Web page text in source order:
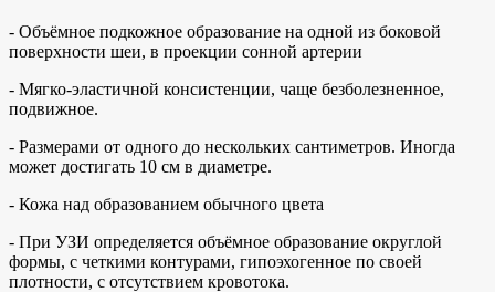
- Объёмное подкожное образование на одной из боковой
поверхности шеи, в проекции сонной артерии
- Мягко-эластичной консистенции, чаще безболезненное,
подвижное.
- Размерами от одного до нескольких сантиметров. Иногда
может достигать 10 см в диаметре.
- Кожа над образованием обычного цвета
- При УЗИ определяется объёмное образование округлой
формы, с четкими контурами, гипоэхогенное по своей
плотности, с отсутствием кровотока.